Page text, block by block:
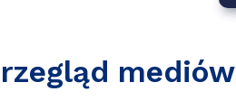
mediów